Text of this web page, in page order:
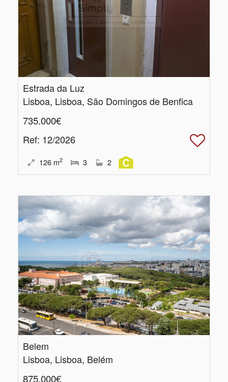
Estrada da Luz
Lisboa, Lisboa, São Domingos de Benfica
735.000€
Ref: 12/2026
126 m2 3 2
Belem
Lisboa, Lisboa, Belém
875.000€